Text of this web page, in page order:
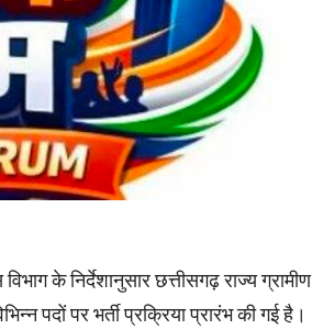
के निर्देशानुसार छत्तीसगढ़ राज्य ग्रामीण
पदों पर भर्ती प्रक्रिया प्रारंभ की गई है।